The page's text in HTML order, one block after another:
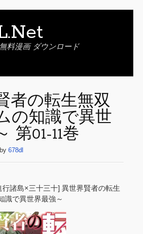
料漫画 ダウンロード
者の転生無双
の知識で異世
第01-11巻
by 678dl
行諸島×三十三十] 異世界賢者の転生
識で異世界最強～